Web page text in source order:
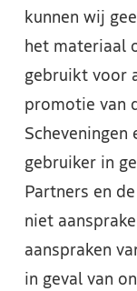
kunnen wij
het materiaal
gebruikt voor
promotie van
Scheveningen
gebruiker in
Partners en
niet
aanspraken
in geval van